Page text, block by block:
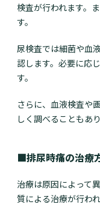
検査が行われます。
す。
尿検査では細菌や血
認します。必要に応
す。
さらに、血液検査や
しく調べることもあり
■排尿時痛の治療
治療は原因によって
質による治療が行われ